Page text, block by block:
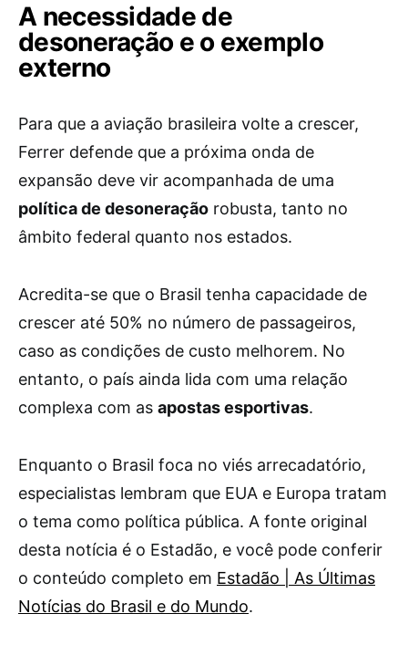
A necessidade de
desoneração e o exemplo
externo
Para que a aviação brasileira volte a crescer,
Ferrer defende que a próxima onda de
expansão deve vir acompanhada de uma
política de desoneração robusta, tanto no
âmbito federal quanto nos estados.
Acredita-se que o Brasil tenha capacidade de
crescer até 50% no número de passageiros,
caso as condições de custo melhorem. No
entanto, o país ainda lida com uma relação
complexa com as apostas esportivas.
Enquanto o Brasil foca no viés arrecadatório,
especialistas lembram que EUA e Europa tratam
o tema como política pública. A fonte original
desta notícia é o Estadão, e você pode conferir
o conteúdo completo em Estadão | As Últimas
Notícias do Brasil e do Mundo.